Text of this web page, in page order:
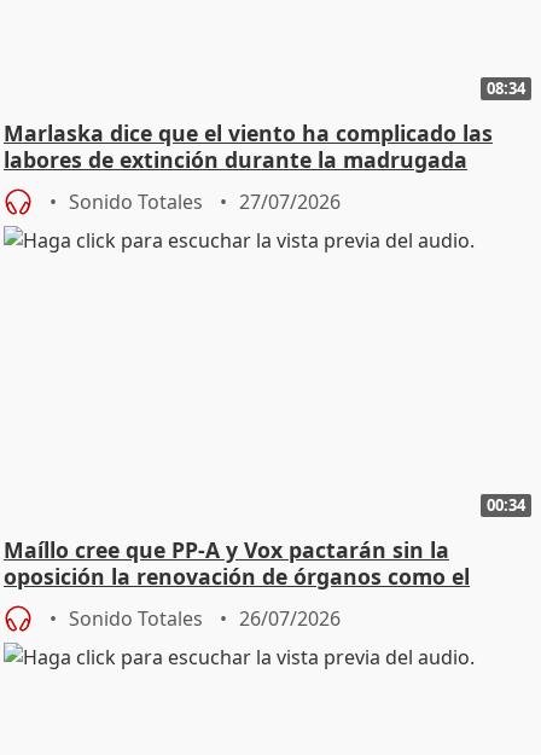
08:34
Marlaska dice que el viento ha complicado las
labores de extinción durante la madrugada
Sonido Totales 27/07/2026
00:34
Maíllo cree que PP-A y Vox pactarán sin la
oposición la renovación de órganos como el
Defensor
Sonido Totales 26/07/2026